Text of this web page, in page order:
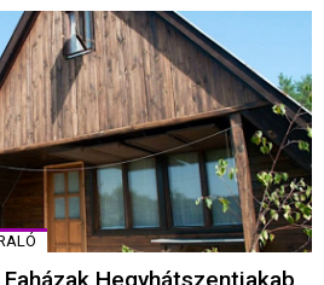
Hegyhátszentjakab